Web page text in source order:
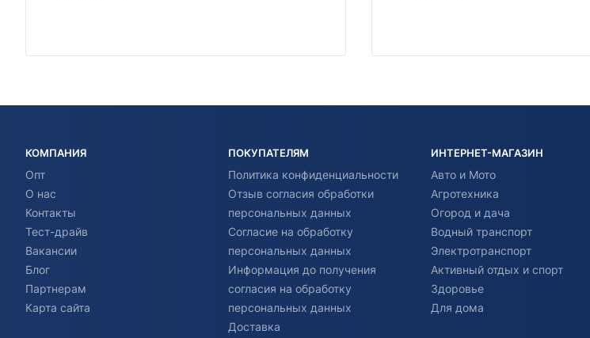
КОМПАНИЯ
Опт
О нас
Контакты
Тест-драйв
Вакансии
Блог
Партнерам
Карта сайта
ПОКУПАТЕЛЯМ
Политика конфиденциальности
Отзыв согласия обработки
персональных данных
Согласие на обработку
персональных данных
Информация до получения
согласия на обработку
персональных данных
Доставка
ИНТЕРНЕТ-МАГАЗИН
Авто и Мото
Агротехника
Огород и дача
Водный транспорт
Электротранспорт
Активный отдых и спорт
Здоровье
Для дома